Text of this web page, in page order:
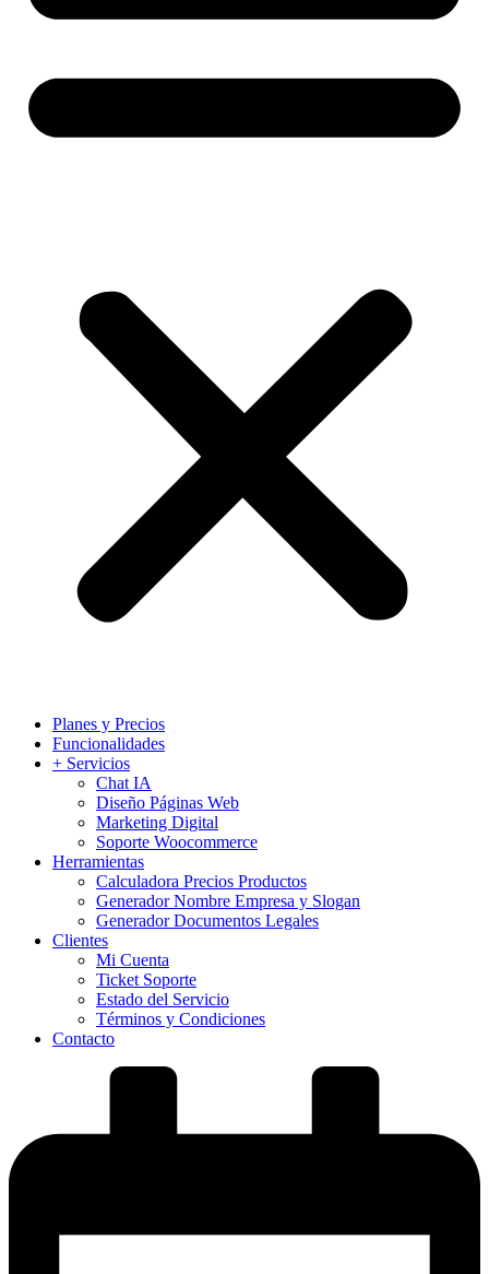
Planes y Precios
Funcionalidades
+ Servicios
Chat IA
Diseño Páginas Web
Marketing Digital
Soporte Woocommerce
Herramientas
Calculadora Precios Productos
Generador Nombre Empresa y Slogan
Generador Documentos Legales
Clientes
Mi Cuenta
Ticket Soporte
Estado del Servicio
Términos y Condiciones
Contacto